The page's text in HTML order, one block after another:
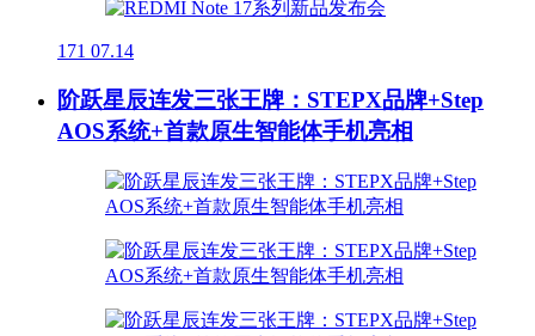
171 07.14
阶跃星辰连发三张王牌：STEPX品牌+Step
AOS系统+首款原生智能体手机亮相